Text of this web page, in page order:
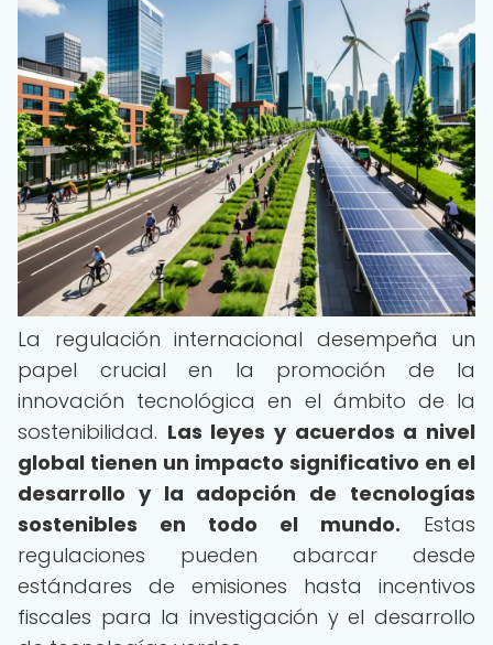
La regulación internacional desempeña un
papel crucial en la promoción de la
innovación tecnológica en el ámbito de la
sostenibilidad. Las leyes y acuerdos a nivel
global tienen un impacto significativo en el
desarrollo y la adopción de tecnologías
sostenibles en todo el mundo. Estas
regulaciones pueden abarcar desde
estándares de emisiones hasta incentivos
fiscales para la investigación y el desarrollo